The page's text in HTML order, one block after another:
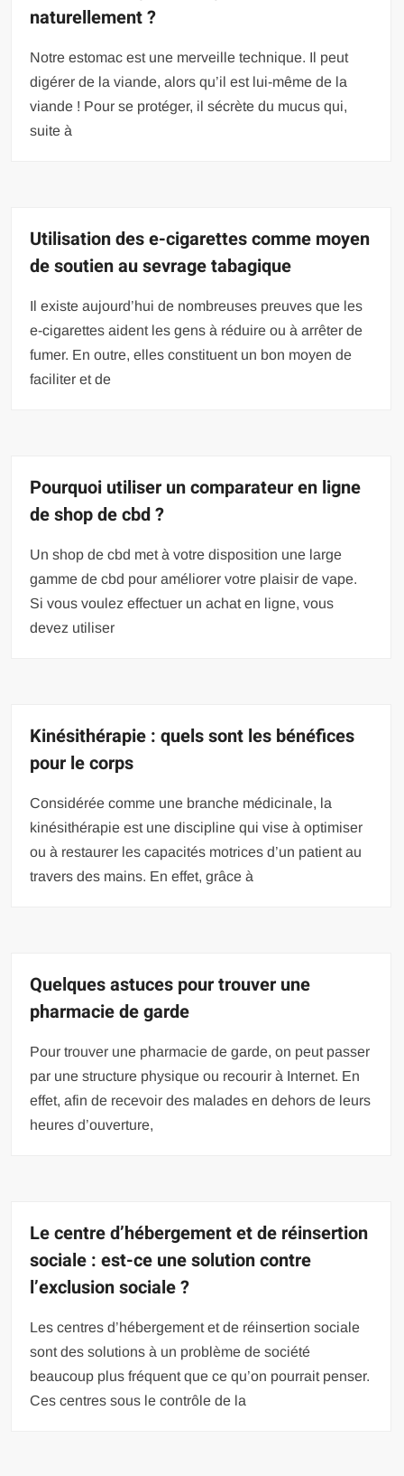
naturellement ?
Notre estomac est une merveille technique. Il peut
digérer de la viande, alors qu’il est lui-même de la
viande ! Pour se protéger, il sécrète du mucus qui,
suite à
Utilisation des e-cigarettes comme moyen
de soutien au sevrage tabagique
Il existe aujourd’hui de nombreuses preuves que les
e-cigarettes aident les gens à réduire ou à arrêter de
fumer. En outre, elles constituent un bon moyen de
faciliter et de
Pourquoi utiliser un comparateur en ligne
de shop de cbd ?
Un shop de cbd met à votre disposition une large
gamme de cbd pour améliorer votre plaisir de vape.
Si vous voulez effectuer un achat en ligne, vous
devez utiliser
Kinésithérapie : quels sont les bénéfices
pour le corps
Considérée comme une branche médicinale, la
kinésithérapie est une discipline qui vise à optimiser
ou à restaurer les capacités motrices d’un patient au
travers des mains. En effet, grâce à
Quelques astuces pour trouver une
pharmacie de garde
Pour trouver une pharmacie de garde, on peut passer
par une structure physique ou recourir à Internet. En
effet, afin de recevoir des malades en dehors de leurs
heures d’ouverture,
Le centre d’hébergement et de réinsertion
sociale : est-ce une solution contre
l’exclusion sociale ?
Les centres d’hébergement et de réinsertion sociale
sont des solutions à un problème de société
beaucoup plus fréquent que ce qu’on pourrait penser.
Ces centres sous le contrôle de la